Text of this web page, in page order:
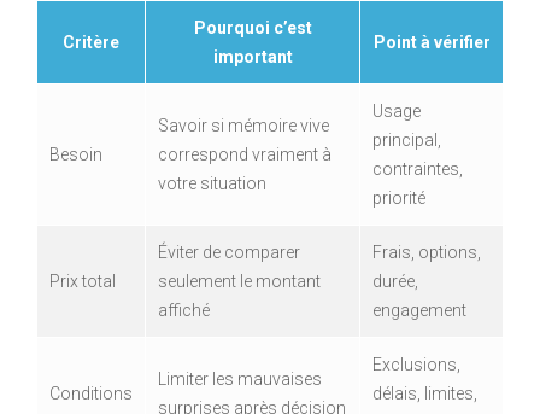
Critère
Pourquoi c’est
important
Point à vérifier
Besoin
Savoir si mémoire vive
correspond vraiment à
votre situation
Usage
principal,
contraintes,
priorité
Prix total
Éviter de comparer
seulement le montant
affiché
Frais, options,
durée,
engagement
Conditions
Limiter les mauvaises
surprises après décision
Exclusions,
délais, limites,